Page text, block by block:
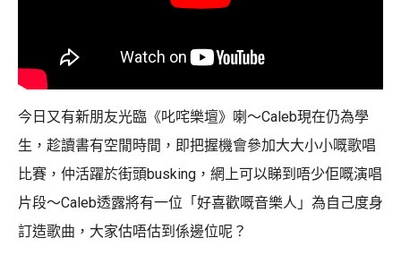
今日又有新朋友光臨《叱咤樂壇》喇～Caleb現在仍為學
生，趁讀書有空閒時間，即把握機會參加大大小小嘅歌唱
比賽，仲活躍於街頭busking，網上可以睇到唔少佢嘅演唱
片段～Caleb透露將有一位「好喜歡嘅音樂人」為自己度身
訂造歌曲，大家估唔估到係邊位呢？